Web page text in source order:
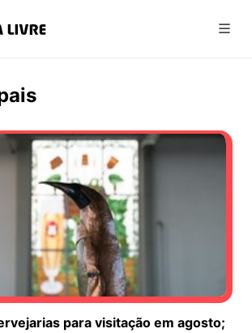
para visitação em agosto;